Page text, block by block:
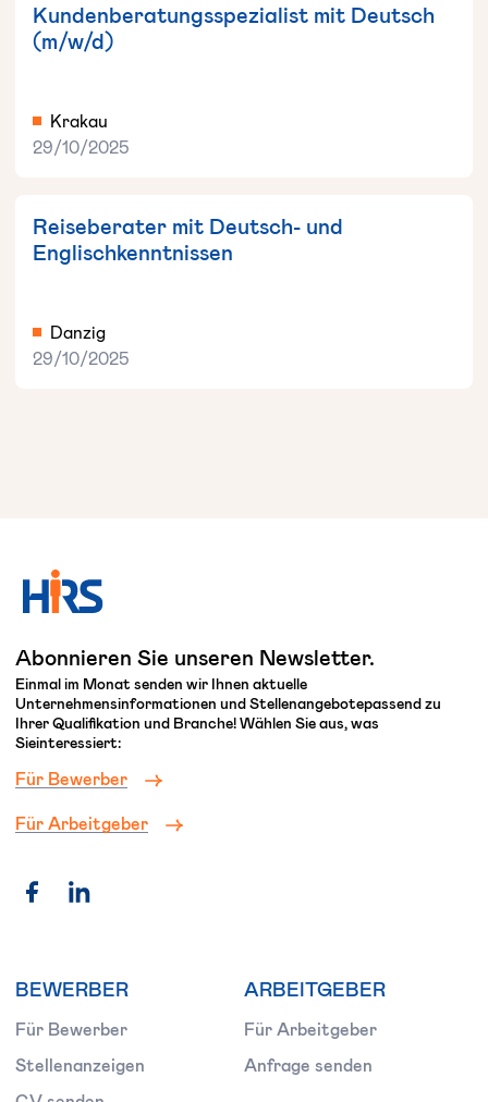
Kundenberatungsspezialist mit Deutsch
(m/w/d)
Krakau
29/10/2025
Reiseberater mit Deutsch- und
Englischkenntnissen
Danzig
29/10/2025
Abonnieren Sie unseren Newsletter.
Einmal im Monat senden wir Ihnen aktuelle
Unternehmensinformationen und Stellenangebotepassend zu
Ihrer Qualifikation und Branche! Wählen Sie aus, was
Sieinteressiert:
Für Bewerber
Für Arbeitgeber
BEWERBER
Für Bewerber
Stellenanzeigen
ARBEITGEBER
Für Arbeitgeber
Anfrage senden